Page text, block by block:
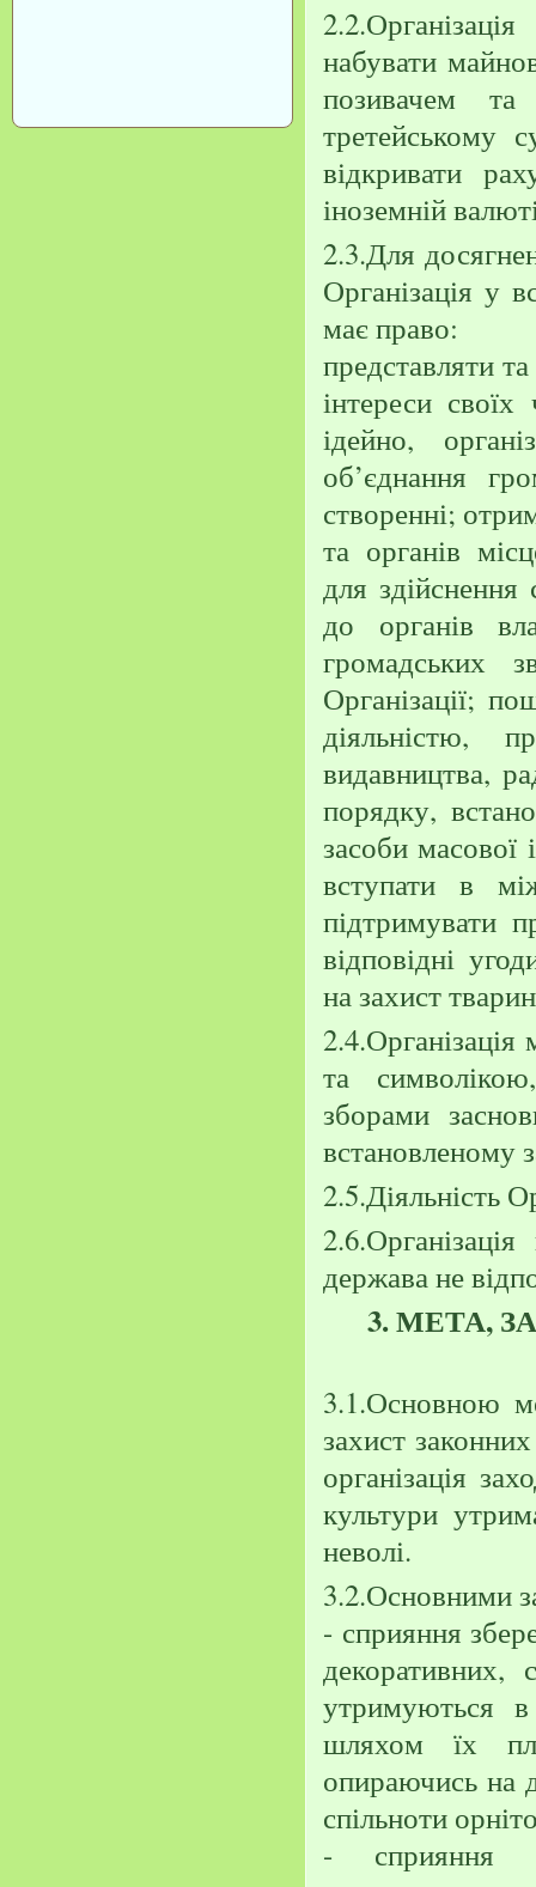
набувати
позивачем
третейському
відкривати
іноземній
2.3.Для
Організація у
має право:
представляти
інтереси
ідейно,
об’єднання
створенні;
та органів
для здійснення
до органів
громадських
Організації;
діяльністю,
видавництва,
порядку,
засоби масової
вступати в
підтримувати
відповідні
на захист
та
зборами
встановленому
2.5.Діяльність
держава не
3. МЕТА,
3.1.Основною
захист
організація
культури
неволі.
3.2.Основними
- сприяння
декоративних,
утримуються
шляхом їх
опираючись на
спільноти
- сприяння